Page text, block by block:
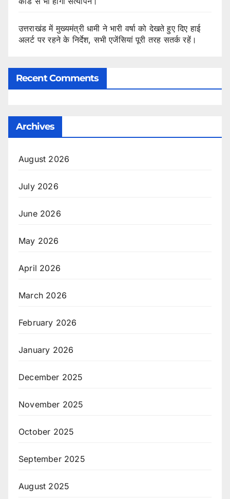
उत्तराखंड में मुख्यमंत्री धामी ने भारी वर्षा को देखते हुए दिए हाई
अलर्ट पर रहने के निर्देश, सभी एजेंसियां पूरी तरह सतर्क रहें।
Recent Comments
Archives
August 2026
July 2026
June 2026
May 2026
April 2026
March 2026
February 2026
January 2026
December 2025
November 2025
October 2025
September 2025
August 2025